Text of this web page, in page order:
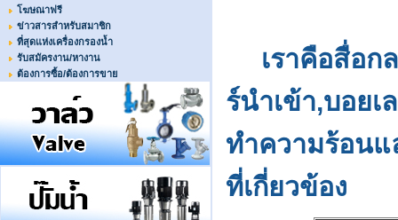
โฆษณาฟรี
ข่าวสารสำหรับสมาชิก
ที่สุดแห่งเครื่องกรองน้ำ
รับสมัครงาน/หางาน
ต้องการซื้อ/ต้องการขาย
เราคือสื่อก
ร์นำเข้า,บอยเ
ทำความร้อนแ
ที่เกี่ยวข้อง